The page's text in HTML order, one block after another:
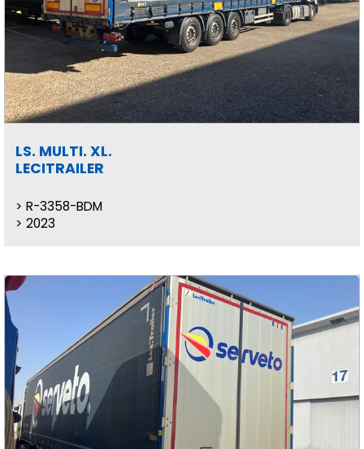
LS. MULTI. XL.
LECITRAILER
R-3358-BDM
2023